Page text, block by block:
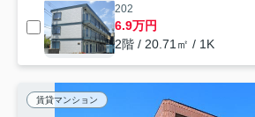
202
6.9万円
2階 / 20.71㎡ / 1K
賃貸マンション